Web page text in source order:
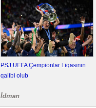
PSJ UEFA Çempionlar Liqasının
qalibi olub
İdman